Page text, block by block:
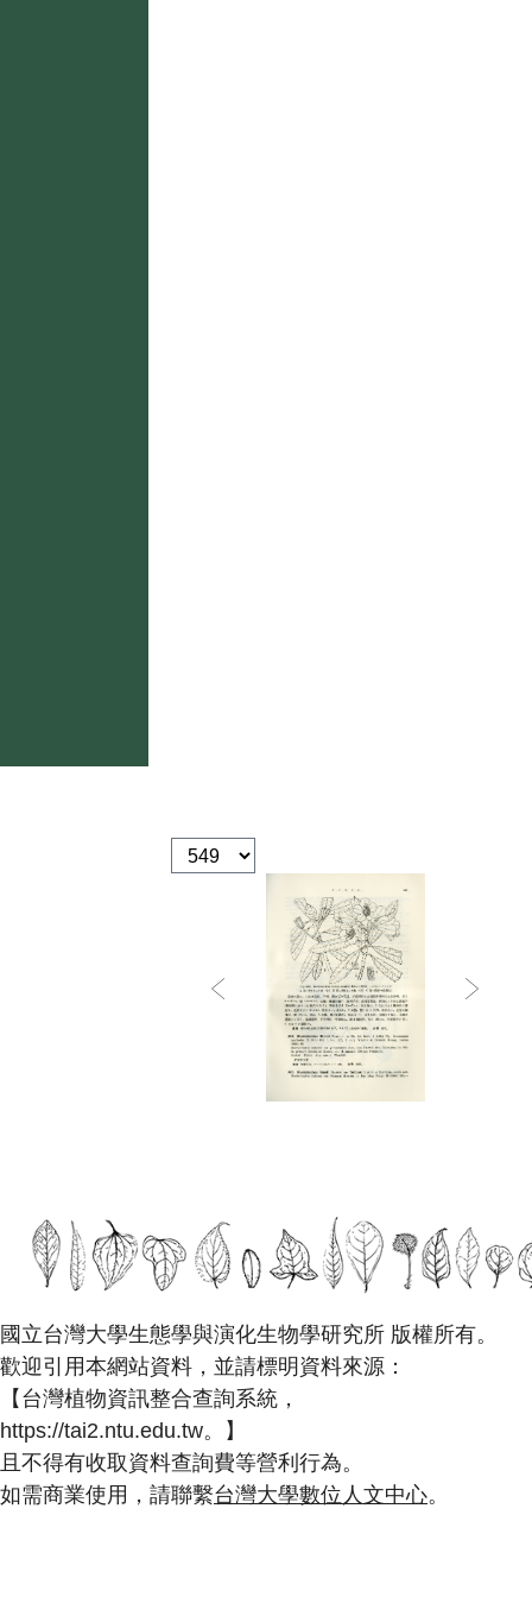
國立台灣大學生態學與演化生物學研究所 版權所有。
歡迎引用本網站資料，並請標明資料來源：
【台灣植物資訊整合查詢系統，
https://tai2.ntu.edu.tw。】
且不得有收取資料查詢費等營利行為。
如需商業使用，請聯繫台灣大學數位人文中心。